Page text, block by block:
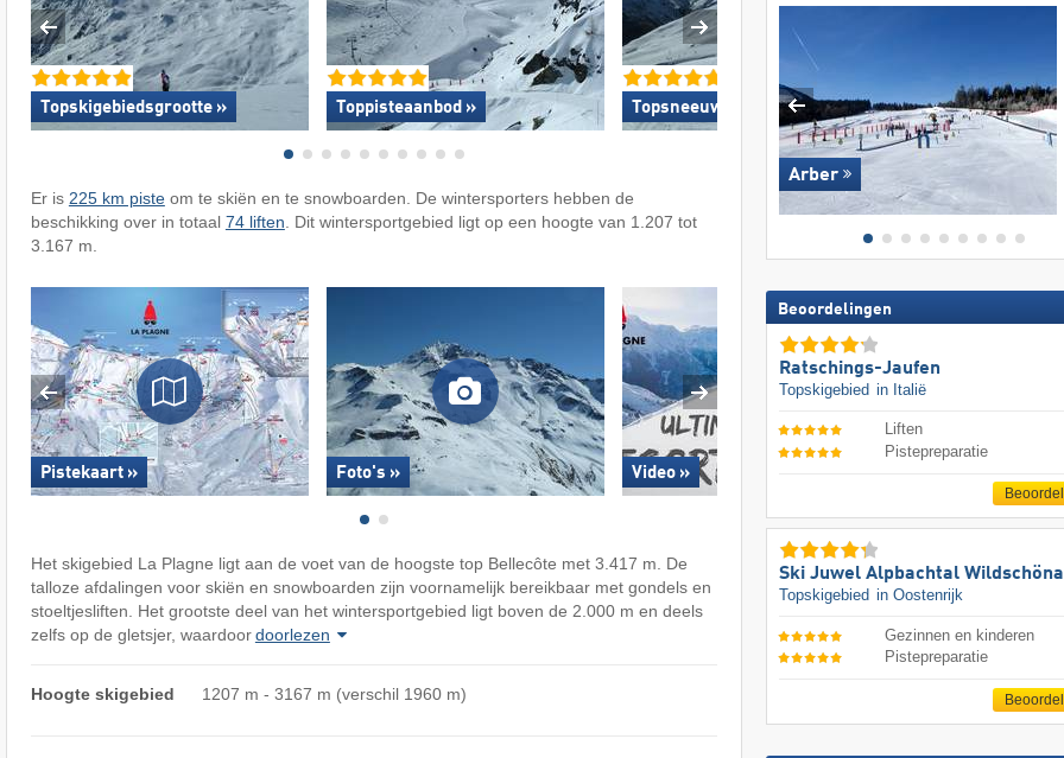
Topskigebiedsgrootte » Toppisteaanbod » Topsneeuwzekerheid » Top voor
Er is 225 km pisteom te skiën en te snowboarden. De wintersporters hebben de
beschikking over in totaal 74 liften . Dit wintersportgebied ligt op een hoogte van 1.207 tot
3.167 m.
Pistekaart » Foto's » Video »
Het skigebied La Plagne ligt aan de voet van de hoogste top Bellecôte met 3.417 m. De
talloze afdalingen voor skiën en snowboarden zijn voornamelijk bereikbaar met gondels en
stoeltjesliften. Het grootste deel van het wintersportgebied ligt boven de 2.000 m en deels
zelfs op de gletsjer, waardoordoorlezen
Hoogte skigebied 1207 m - 3167 m (verschil 1960 m)
Arber
Beoordelingen
Ratschings-Jaufen
Topskigebied in Italië
Liften
Pistepreparatie
Ski Juwel Alpbachtal
Topskigebied in Oostenrijk
Gezinnen en kinderen
Pistepreparatie